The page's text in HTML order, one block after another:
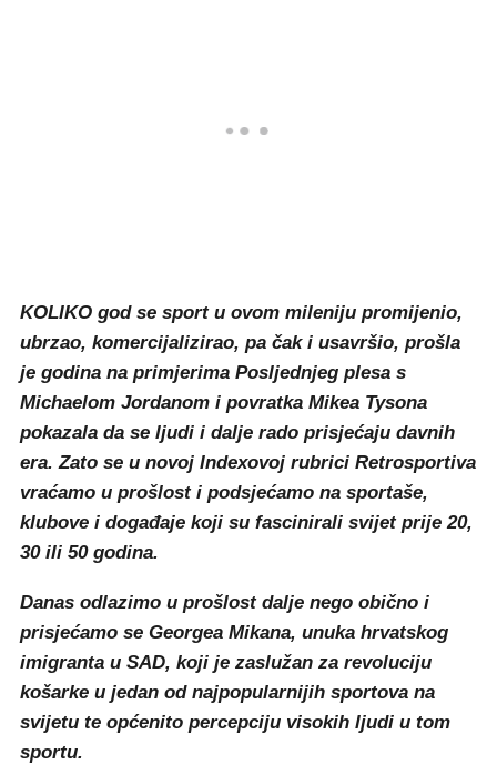
KOLIKO god se sport u ovom mileniju promijenio,
ubrzao, komercijalizirao, pa čak i usavršio, prošla
je godina na primjerima Posljednjeg plesa s
Michaelom Jordanom i povratka Mikea Tysona
pokazala da se ljudi i dalje rado prisjećaju davnih
era. Zato se u novoj Indexovoj rubrici Retrosportiva
vraćamo u prošlost i podsjećamo na sportaše,
klubove i događaje koji su fascinirali svijet prije 20,
30 ili 50 godina.
Danas odlazimo u prošlost dalje nego obično i
prisjećamo se Georgea Mikana, unuka hrvatskog
imigranta u SAD, koji je zaslužan za revoluciju
košarke u jedan od najpopularnijih sportova na
svijetu te općenito percepciju visokih ljudi u tom
sportu.